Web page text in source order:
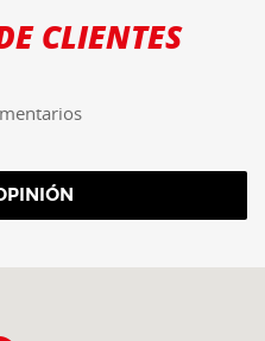
CLIENTES